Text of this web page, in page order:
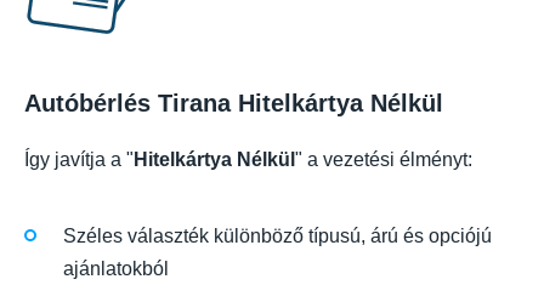
Autóbérlés Tirana Hitelkártya Nélkül
Így javítja a " Hitelkártya Nélkül " a vezetési élményt:
Széles választék különböző típusú, árú és opciójú
ajánlatokból